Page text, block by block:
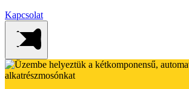
Kapcsolat